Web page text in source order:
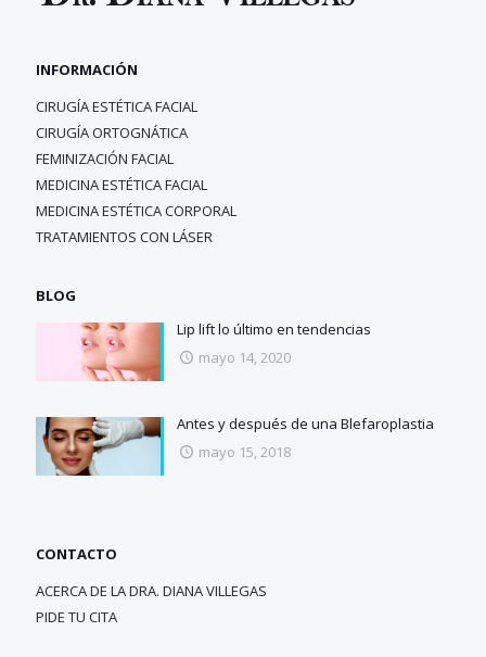
INFORMACIÓN
CIRUGÍA ESTÉTICA FACIAL
CIRUGÍA ORTOGNÁTICA
FEMINIZACIÓN FACIAL
MEDICINA ESTÉTICA FACIAL
MEDICINA ESTÉTICA CORPORAL
TRATAMIENTOS CON LÁSER
BLOG
Lip lift lo último en tendencias
mayo 14, 2020
Antes y después de una Blefaroplastia
mayo 15, 2018
CONTACTO
ACERCA DE LA DRA. DIANA VILLEGAS
PIDE TU CITA